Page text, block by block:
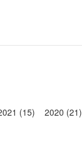
(15) 2020 (21)